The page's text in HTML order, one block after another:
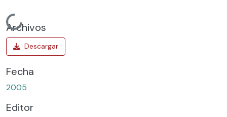
Cargando...
Archivos
Fecha
2005
Editor